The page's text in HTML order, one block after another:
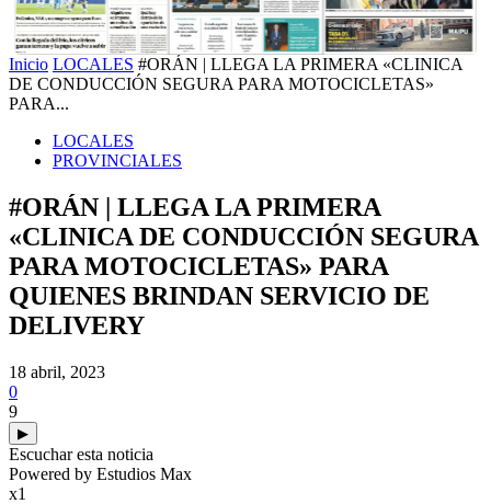
Inicio LOCALES #ORÁN | LLEGA LA PRIMERA «CLINICA
DE CONDUCCIÓN SEGURA PARA MOTOCICLETAS»
PARA...
LOCALES
PROVINCIALES
#ORÁN | LLEGA LA PRIMERA
«CLINICA DE CONDUCCIÓN SEGURA
PARA MOTOCICLETAS» PARA
QUIENES BRINDAN SERVICIO DE
DELIVERY
18 abril, 2023
0
9
▶
Escuchar esta noticia
Powered by Estudios Max
x1